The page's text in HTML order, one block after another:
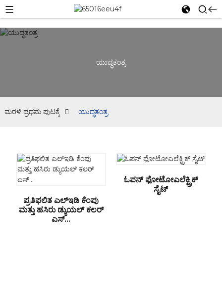
ಯುದ್ಧತಂತ್ರ
ಮರಳಿ ಪ್ರಥಮ ಪುಟಕ್ಕೆ ಯುದ್ಧತಂತ್ರ
ಪ್ರತಿಫಲಿತ ಎಲ್ಇಡಿ ಕೆಂಪು
ಮತ್ತು ಹಸಿರು ಡ್ಯುಯಲ್ ಕಲರ್
ಎಸ್...
ಓಪನ್ ಫೋಟೋಎಲೆಕ್ಟ್ರಿಕ್
ಸೈಟ್